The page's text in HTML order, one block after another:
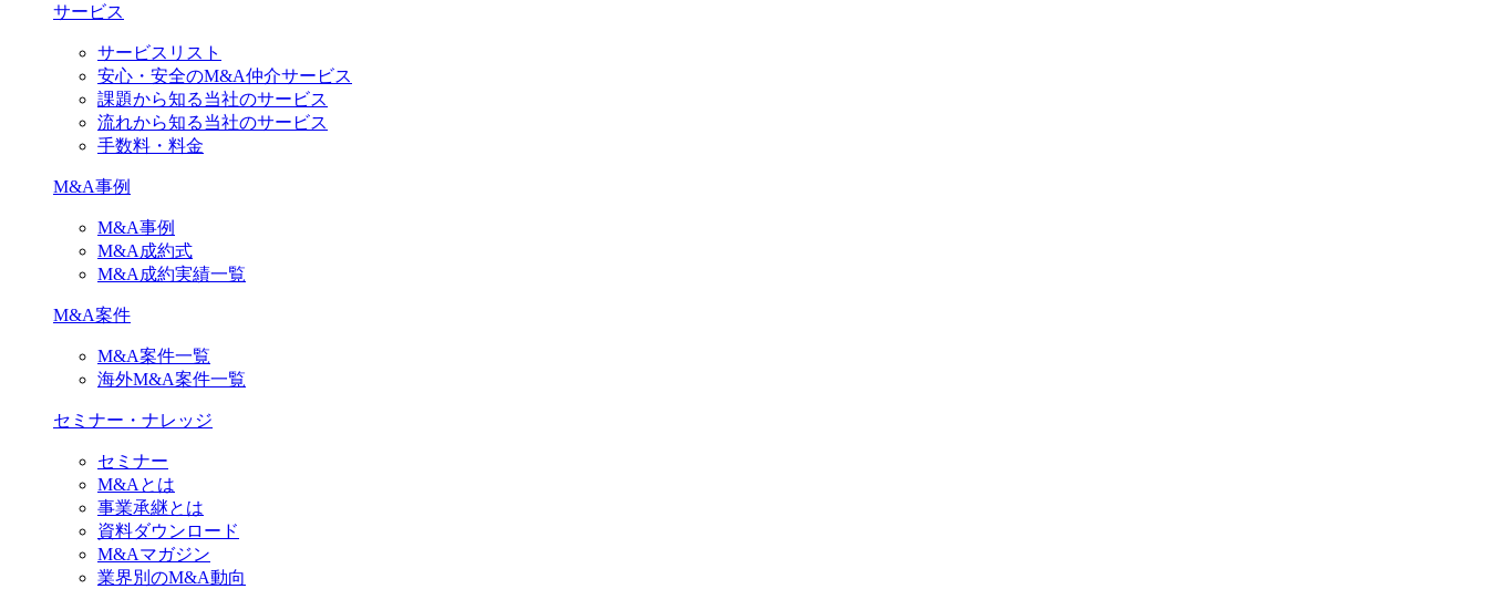
サービス
サービスリスト
安心・安全のM&A仲介サービス
課題から知る当社のサービス
流れから知る当社のサービス
手数料・料金
M&A事例
M&A事例
M&A成約式
M&A成約実績一覧
M&A案件
M&A案件一覧
海外M&A案件一覧
セミナー・ナレッジ
セミナー
M&Aとは
事業承継とは
資料ダウンロード
M&Aマガジン
業界別のM&A動向